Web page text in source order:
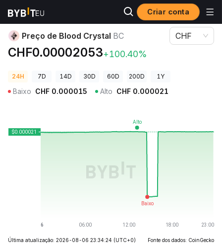
Criar conta
Preços de Criptomoedas Preço de Blood Crystal BC
Preço de Blood Crystal BC
CHF0.00002053+100.40%
CHF
24H 7D 14D 30D 60D 200D 1Y
Baixo CHF 0.000015 Alto CHF 0.000021
Última atualização: 2026-08-06 23:34:24 (UTC+0)
Fonte dos dados: CoinGecko